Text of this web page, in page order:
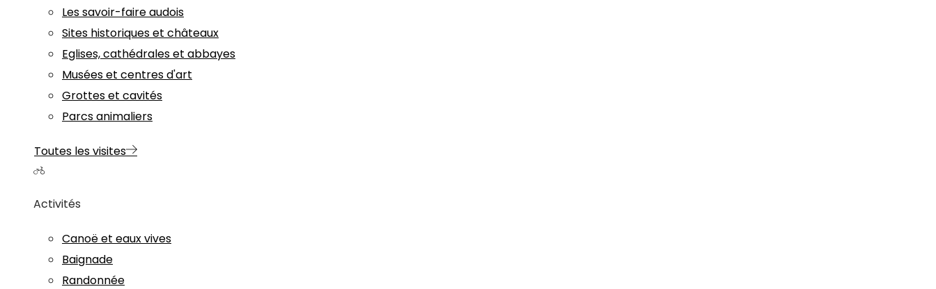
Les savoir-faire audois
Sites historiques et châteaux
Eglises, cathédrales et abbayes
Musées et centres d'art
Grottes et cavités
Parcs animaliers
Toutes les visites
Activités
Canoë et eaux vives
Baignade
Randonnée